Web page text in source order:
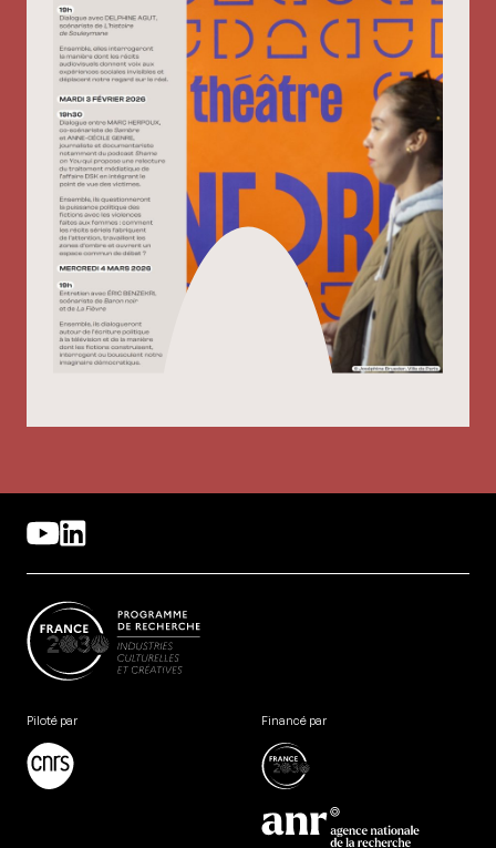
Piloté par Financé par